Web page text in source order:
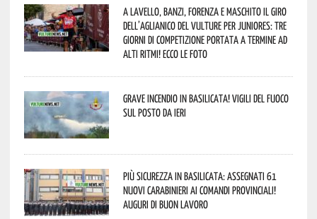
A Lavello, Banzi, Forenza e Maschito il Giro
dell’Aglianico del Vulture per juniores: tre
giorni di competizione portata a termine ad
alti ritmi! Ecco le foto
Grave incendio in Basilicata! Vigili del fuoco
sul posto da ieri
Più sicurezza in Basilicata: assegnati 61
nuovi Carabinieri ai Comandi provinciali!
Auguri di buon lavoro